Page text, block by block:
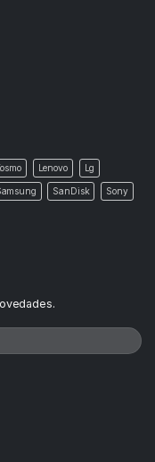
Lenovo Lg
SanDisk Sony